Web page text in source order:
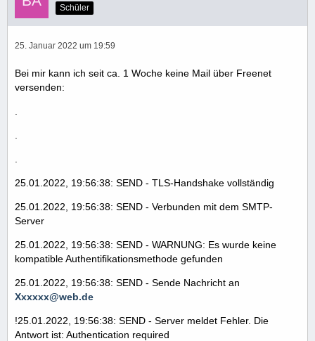
Schüler
25. Januar 2022 um 19:59
Bei mir kann ich seit ca. 1 Woche keine Mail über Freenet
versenden:
25.01.2022, 19:56:38: SEND - TLS-Handshake vollständig
25.01.2022, 19:56:38: SEND - Verbunden mit dem SMTP-
Server
25.01.2022, 19:56:38: SEND - WARNUNG: Es wurde keine
kompatible Authentifikationsmethode gefunden
25.01.2022, 19:56:38: SEND - Sende Nachricht an
Xxxxxx@web.de
!25.01.2022, 19:56:38: SEND - Server meldet Fehler. Die
Antwort ist: Authentication required